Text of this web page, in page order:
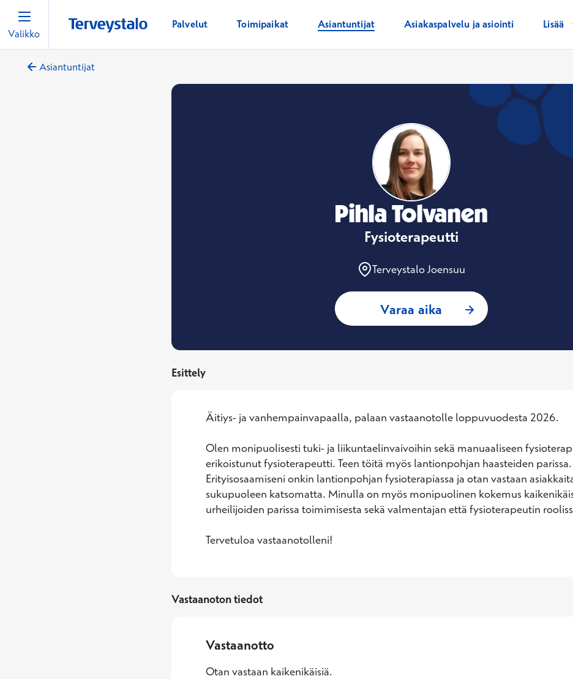
Valikko
Palvelut Toimipaikat Asiantuntijat Asiakaspalvelu ja asiointi Lisää
Asiantuntijat
Pihla Tolvanen
Fysioterapeutti
Terveystalo Joensuu
Varaa aika : Pihla Tolvanen,
Esittely
Äitiys- ja vanhempainvapaalla, palaan vastaanotolle loppuvuodesta 2026.
Olen monipuolisesti tuki- ja liikuntaelinvaivoihin sekä manuaaliseen
erikoistunut fysioterapeutti. Teen töitä myös lantionpohjan haasteiden parissa.
Erityisosaamiseni onkin lantionpohjan fysioterapiassa ja otan vastaan
sukupuoleen katsomatta. Minulla on myös monipuolinen kokemus
urheilijoiden parissa toimimisesta sekä valmentajan että fysioterapeutin
Tervetuloa vastaanotolleni!
Vastaanoton tiedot
Vastaanotto
Otan vastaan kaikenikäisiä.